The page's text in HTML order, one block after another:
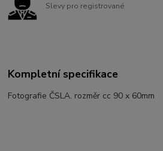
Slevy pro registrované
Kompletní specifikace
Fotografie ČSLA. rozměr cc 90 x 60mm